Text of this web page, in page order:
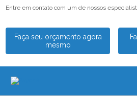
Entre em contato com um de nossos
Faça seu orçamento agora
mesmo